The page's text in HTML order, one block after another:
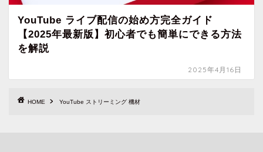
YouTube ライブ配信の始め方完全ガイド
【2025年最新版】初心者でも簡単にできる方法
を解説
2025年4月16日
HOME YouTube ストリーミング 機材